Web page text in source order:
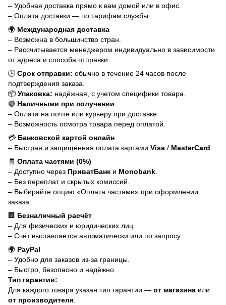
– Удобная доставка прямо к вам домой или в офис.
– Оплата доставки — по тарифам службы.
🌍 Международная доставка
– Возможна в большинство стран.
– Рассчитывается менеджером индивидуально в зависимости
от адреса и способа отправки.
🕒 Срок отправки: обычно в течение 24 часов после
подтверждения заказа.
📦 Упаковка: надёжная, с учетом специфики товара.
🟢 Наличными при получении
– Оплата на почте или курьеру при доставке.
– Возможность осмотра товара перед оплатой.
💳 Банковской картой онлайн
– Быстрая и защищённая оплата картами Visa / MasterCard
🧾 Оплата частями (0%)
– Доступно через ПриватБанк и Monobank
– Без переплат и скрытых комиссий.
– Выбирайте опцию «Оплата частями» при оформлении
заказа.
🏢 Безналичный расчёт
– Для физических и юридических лиц.
– Счёт выставляется автоматически или по запросу.
🌍 PayPal
– Удобно для заказов из-за границы.
– Быстро, безопасно и надёжно.
Тип гарантии:
Для каждого товара указан тип гарантии — от магазина или
от производителя